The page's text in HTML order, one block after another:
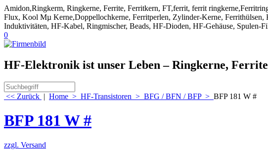
Amidon,Ringkerm, Ringkerne, Ferrite, Ferritkern, FT,ferrit, ferrit
Flux, Kool Mµ Kerne,Doppellochkerne, Ferritperlen, Zylinder-Kerne,
Induktivitäten, HF-Kabel, Ringmischer, Beads, HF-Dioden, HF-Gehäuse, Spulen-
0
HF-Elektronik ist unser Leben – Ringkerne,
<< Zurück | Home > HF-Transistoren > BFG / BFN / BFP> BFP 181 W #
BFP 181 W #
zzgl. Versand